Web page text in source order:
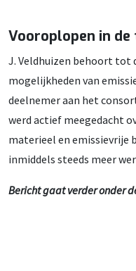
Vooroplopen in
J. Veldhuizen behoort tot
mogelijkheden van
deelnemer aan het
werd actief meegedacht
materieel en emissievrije
inmiddels steeds meer
Bericht gaat verder onder